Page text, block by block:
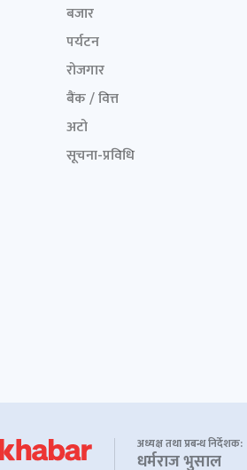
बजार
पर्यटन
रोजगार
बैंक / वित्त
अटो
सूचना-प्रविधि
अध्यक्ष तथा प्रबन्ध निर्देशक:
धर्मराज भुसाल